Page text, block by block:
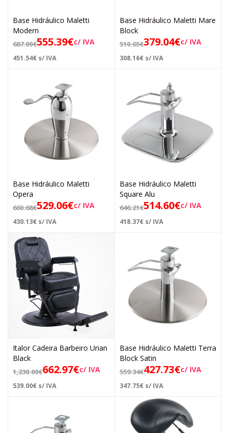
Base Hidráulico Maletti
Modern
687.00€555.39€c/ IVA
451.54€ s/ IVA
Base Hidráulico Maletti Mare
Block
510.65€379.04€c/ IVA
308.16€ s/ IVA
Base Hidráulico Maletti
Opera
660.68€529.06€c/ IVA
430.13€ s/ IVA
Base Hidráulico Maletti
Square Alu
646.21€514.60€c/ IVA
418.37€ s/ IVA
Italor Cadeira Barbeiro Urian
Black
1,230.00€662.97€c/ IVA
539.00€ s/ IVA
Base Hidráulico Maletti Terra
Block Satin
559.34€427.73€c/ IVA
347.75€ s/ IVA